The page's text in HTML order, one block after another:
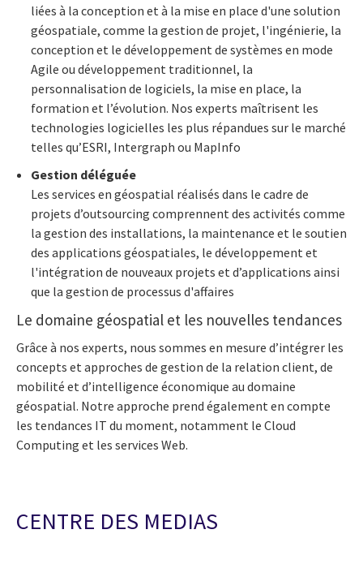
liées à la conception et à la mise en place d'une solution
géospatiale, comme la gestion de projet, l'ingénierie, la
conception et le développement de systèmes en mode
Agile ou développement traditionnel, la
personnalisation de logiciels, la mise en place, la
formation et l’évolution. Nos experts maîtrisent les
technologies logicielles les plus répandues sur le marché
telles qu’ESRI, Intergraph ou MapInfo
Gestion déléguée
Les services en géospatial réalisés dans le cadre de
projets d’outsourcing comprennent des activités comme
la gestion des installations, la maintenance et le soutien
des applications géospatiales, le développement et
l'intégration de nouveaux projets et d’applications ainsi
que la gestion de processus d'affaires
Le domaine géospatial et les nouvelles tendances
Grâce à nos experts, nous sommes en mesure d’intégrer les
concepts et approches de gestion de la relation client, de
mobilité et d’intelligence économique au domaine
géospatial. Notre approche prend également en compte
les tendances IT du moment, notamment le Cloud
Computing et les services Web.
CENTRE DES MEDIAS